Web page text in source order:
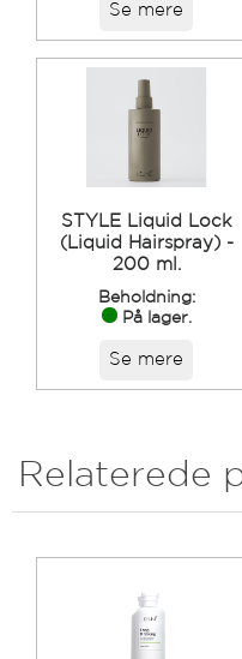
Se mere
STYLE Liquid Lock
(Liquid Hairspray) -
200 ml.
Beholdning:
På lager.
Se mere
Relaterede